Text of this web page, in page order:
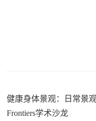
健康身体景观：日常景
Frontiers学术沙龙